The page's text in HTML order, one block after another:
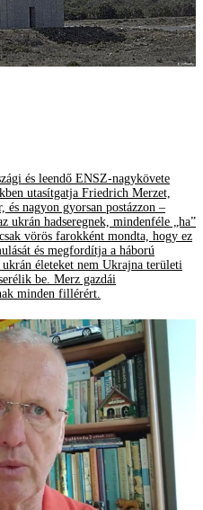
és leendő ENSZ-nagykövete
utasítgatja Friedrich Merzet,
és nagyon gyorsan postázzon –
ukrán hadseregnek, mindenféle „ha”
vörös farokként mondta, hogy ez
és megfordítja a háború
ukrán életeket nem Ukrajna területi
be. Merz gazdái
minden fillérért.